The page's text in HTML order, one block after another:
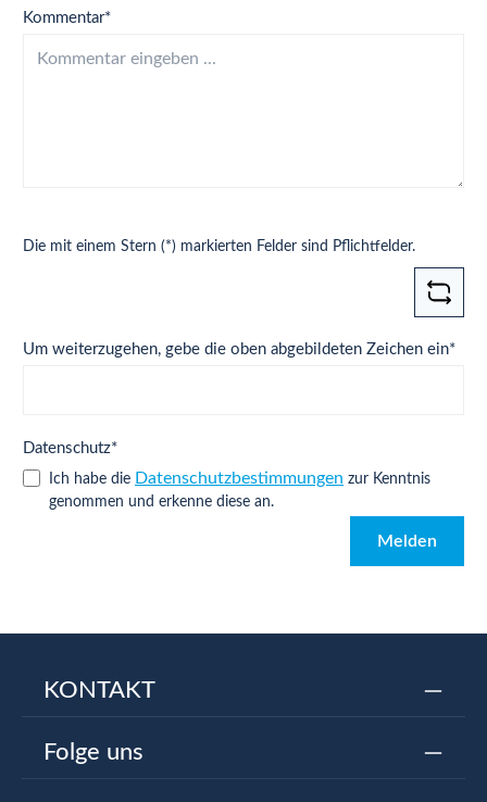
Kommentar*
Die mit einem Stern (*) markierten Felder sind Pflichtfelder.
Um weiterzugehen, gebe die oben abgebildeten Zeichen ein*
Datenschutz*
Ich habe die Datenschutzbestimmungen zur Kenntnis
genommen und erkenne diese an.
Melden
KONTAKT
Folge uns